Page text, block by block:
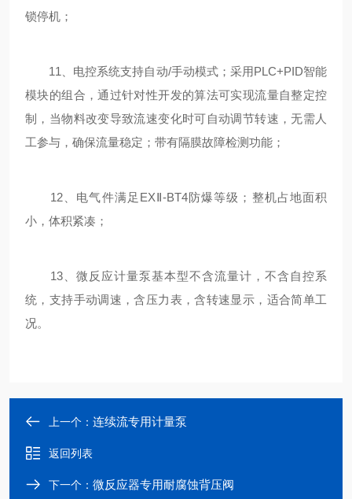
锁停机；
11、电控系统支持自动/手动模式；采用PLC+PID智能
模块的组合，通过针对性开发的算法可实现流量自整定控
制，当物料改变导致流速变化时可自动调节转速，无需人
工参与，确保流量稳定；带有隔膜故障检测功能；
12、电气件满足EXⅡ-BT4防爆等级；整机占地面积
小，体积紧凑；
13、微反应计量泵基本型不含流量计，不含自控系
统，支持手动调速，含压力表，含转速显示，适合简单工
况。
上一个： 连续流专用计量泵
返回列表
下一个： 微反应器专用耐腐蚀背压阀